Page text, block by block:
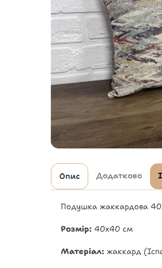
Опис Додатково
Подушка жаккардова
Розмір: 40х40 см
Матеріал: жаккард